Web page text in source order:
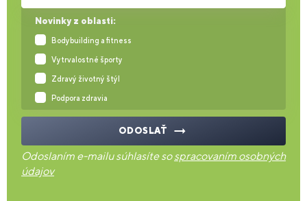
Novinky z oblasti:
Bodybuilding a fitness
Vytrvalostné športy
Zdravý životný štýl
Podpora zdravia
ODOSLAŤ
Odoslaním e-mailu súhlasíte sospracovaním osobných
údajov